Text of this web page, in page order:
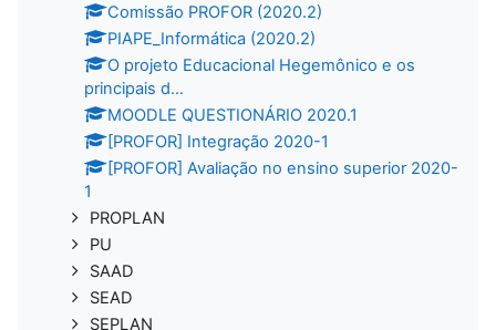
Comissão PROFOR (2020.2)
PIAPE_Informática (2020.2)
O projeto Educacional Hegemônico e os
principais d...
MOODLE QUESTIONÁRIO 2020.1
[PROFOR] Integração 2020-1
[PROFOR] Avaliação no ensino superior 2020-
1
PROPLAN
PU
SAAD
SEAD
SEPLAN